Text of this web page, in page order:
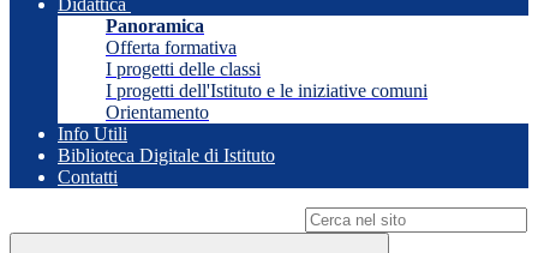
Didattica
Panoramica
Offerta formativa
I progetti delle classi
I progetti dell'Istituto e le iniziative comuni
Orientamento
Info Utili
Biblioteca Digitale di Istituto
Contatti